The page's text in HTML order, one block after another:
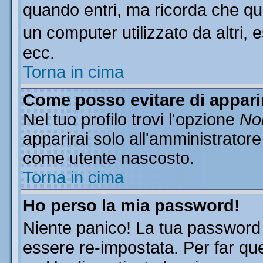
quando entri, ma ricorda che
un computer utilizzato da
ecc.
Torna in cima
Come posso evitare di
Nel tuo profilo trovi l'opzione
apparirai solo
come utente nascosto.
Torna in cima
Ho perso la mia password!
Niente panico! La tua
essere re-impostata. Per far